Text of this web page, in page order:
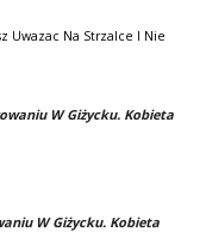
Uwazac Na Strzalce I Nie
W Giżycku. Kobieta
W Giżycku. Kobieta